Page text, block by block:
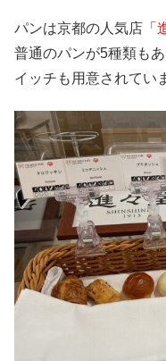
パンは京都の人気店「
普通のパンが5種類も
イッチも用意されてい